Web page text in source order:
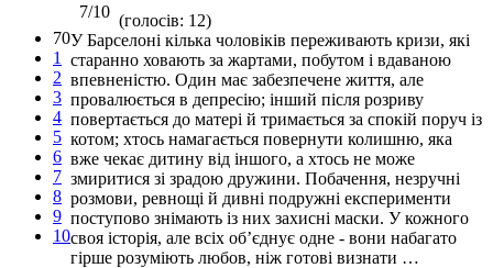
70
1
2
3
4
5
6
7
8
9
10
7/10 (голосів: 12)
У Барселоні кілька чоловіків переживають кризи, які
старанно ховають за жартами, побутом і вдаваною
впевненістю. Один має забезпечене життя, але
провалюється в депресію; інший після розриву
повертається до матері й тримається за спокій поруч із
котом; хтось намагається повернути колишню, яка
вже чекає дитину від іншого, а хтось не може
змиритися зі зрадою дружини. Побачення, незручні
розмови, ревнощі й дивні подружні експерименти
поступово знімають із них захисні маски. У кожного
своя історія, але всіх об’єднує одне - вони набагато
гірше розуміють любов, ніж готові визнати …